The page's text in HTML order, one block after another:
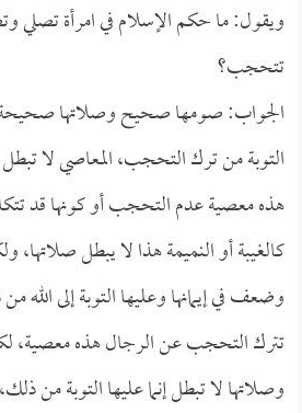
ويقول: ما حكم الإسلام في امرأة تصلي
تتحجب؟
الجواب: صومها صحيح وصلاتها صحيحة
التوبة من ترك التحجب، المعاصي لا
هذه معصية عدم التحجب أو كونها قد
كالغيبة أو النميمة هذا لا يبطل صلاتها،
وضعف في إيمانها وعليها التوبة إلى الله
تترك التحجب عن الرجال هذه معصية،
وصلاتها لا تبطل إنما عليها التوبة من